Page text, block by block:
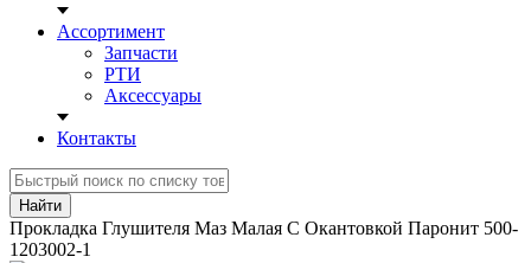
Ассортимент
Запчасти
РТИ
Аксессуары
Контакты
Найти
Прокладка Глушителя Маз Малая С Окантовкой Паронит 500-
1203002-1